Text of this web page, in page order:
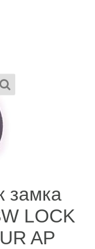
замка
LOCK
AP